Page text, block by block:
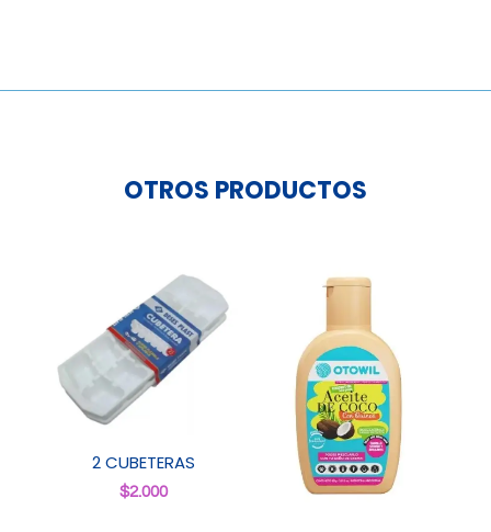
OTROS PRODUCTOS
2 CUBETERAS
$2.000